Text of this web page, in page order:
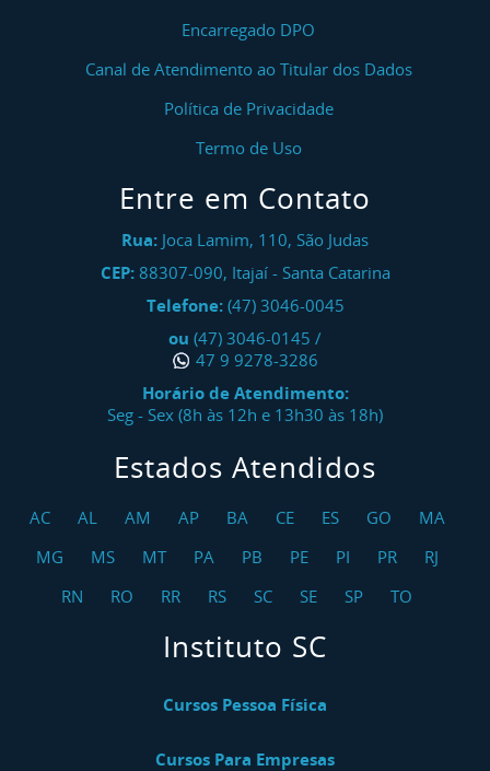
Encarregado DPO
Canal de Atendimento ao Titular dos Dados
Política de Privacidade
Termo de Uso
Entre em Contato
Rua: Joca Lamim, 110, São Judas
CEP: 88307-090, Itajaí- Santa Catarina
Telefone: (47) 3046-0045
ou (47) 3046-0145 /
47 9 9278-3286
Horário de Atendimento:
Seg - Sex (8h às 12h e 13h30 às 18h)
Estados Atendidos
AC AL AM AP BA CE ES GO
MA
MG
MS MT PA PB PE PI PR
RJ
RN
RO RR RS SC SE SP TO
Instituto SC
Cursos Pessoa Física
Cursos Para Empresas